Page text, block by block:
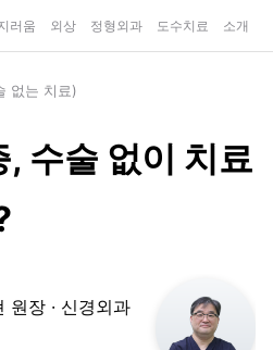
러움 외상 정형외과 도수치료 소개
없는 치료)
수술 없이 치료
원장 · 신경외과